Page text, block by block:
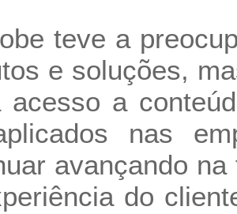
teve a
e soluções,
acesso a
nas
avançando
do